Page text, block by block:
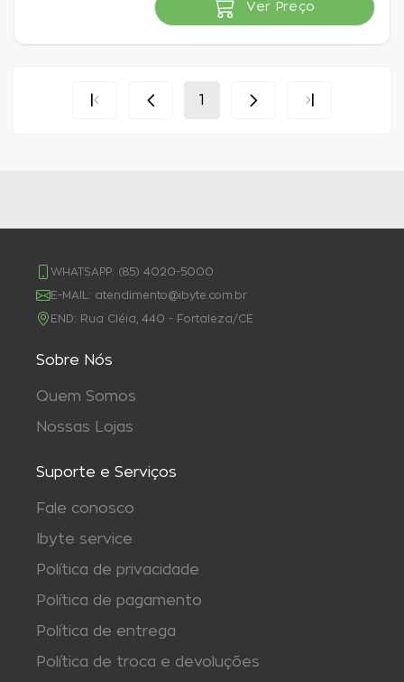
Indisponível
Ver Preço
1
WHATSAPP: (85) 4020-5000
E-MAIL: atendimento@ibyte.com.br
END: Rua Cléia, 440 - Fortaleza/CE
Sobre Nós
Quem Somos
Nossas Lojas
Suporte e Serviços
Fale conosco
Ibyte service
Política de privacidade
Política de pagamento
Política de entrega
Política de troca e devoluções